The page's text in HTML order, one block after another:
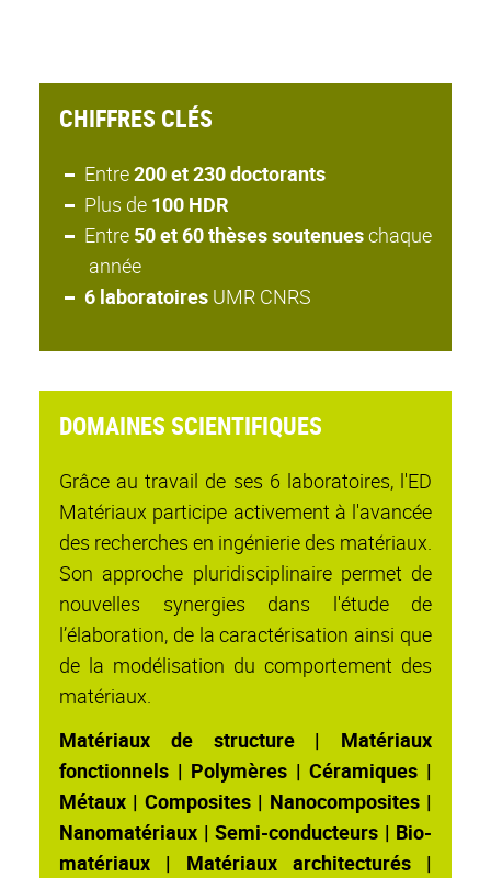
CHIFFRES CLÉS
Entre200 et 230 doctorants
Plus de 100 HDR
Entre 50 et 60 thèses soutenueschaque
année
6 laboratoiresUMR CNRS
DOMAINES SCIENTIFIQUES
Grâce au travail de ses 6 laboratoires, l'ED
Matériaux participe activement à l'avancée
des recherches en ingénierie des matériaux.
Son approche pluridisciplinaire permet de
nouvelles synergies dans l'étude de
l’élaboration, de la caractérisation ainsi que
de la modélisation du comportement des
matériaux.
Matériaux de structure | Matériaux
fonctionnels | Polymères | Céramiques |
Métaux | Composites | Nanocomposites |
Nanomatériaux | Semi-conducteurs | Bio-
matériaux | Matériaux architecturés |